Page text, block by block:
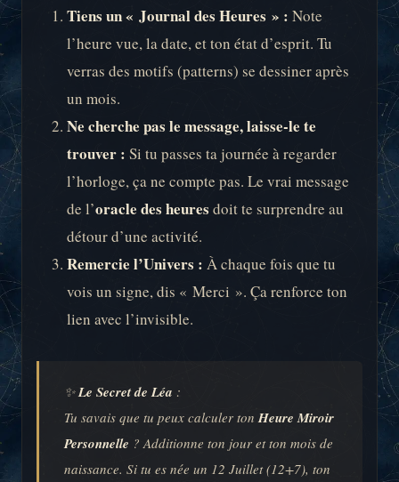
Tiens un « Journal des Heures » : Note
l’heure vue, la date, et ton état d’esprit. Tu
verras des motifs (patterns) se dessiner après
un mois.
Ne cherche pas le message, laisse-le te
trouver : Si tu passes ta journée à regarder
l’horloge, ça ne compte pas. Le vrai message
de l’oracle des heures doit te surprendre au
détour d’une activité.
Remercie l’Univers : À chaque fois que tu
vois un signe, dis « Merci ». Ça renforce ton
lien avec l’invisible.
✨Le Secret de Léa :
Tu savais que tu peux calculer ton Heure Miroir
Personnelle ? Additionne ton jour et ton mois de
naissance. Si tu es née un 12 Juillet (12+7), ton